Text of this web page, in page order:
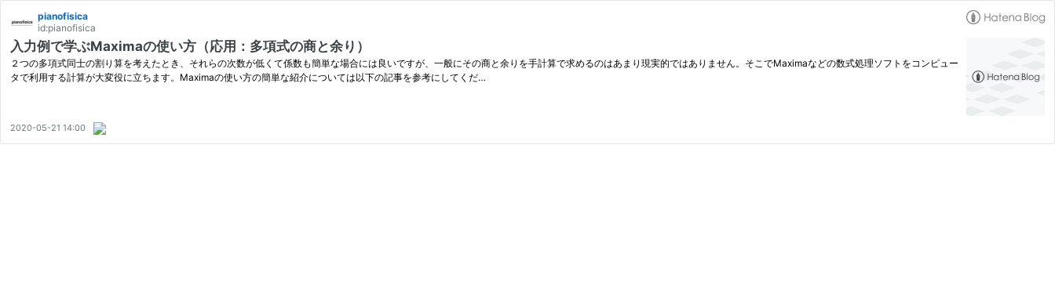
pianofisica
id:pianofisica
入力例で学ぶMaximaの使い方（応用：多項式の商と余り）
２つの多項式同士の割り算を考えたとき、それらの次数が低くて係数も簡単な場合には良いですが、一般にその商と余りを手計算で求めるのはあまり現実的ではありません。そこでMaximaなどの数式処理ソフトをコンピュー
タで利用する計算が大変役に立ちます。Maximaの使い方の簡単な紹介については以下の記事を参考にしてくだ…
2020-05-21 14:00